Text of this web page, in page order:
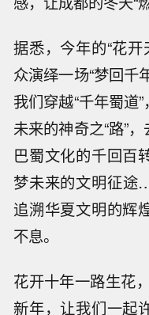
据悉，今年的“花
众演绎一场“梦回千
我们穿越“千年蜀道
未来的神奇之“路”
巴蜀文化的千回百
梦未来的文明征途
追溯华夏文明的辉
不息。
花开十年一路生花
新年，让我们一起